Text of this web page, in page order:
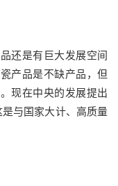
还是有巨大发展空间
产品是不缺产品，但
现在中央的发展提出
是与国家大计、高质量